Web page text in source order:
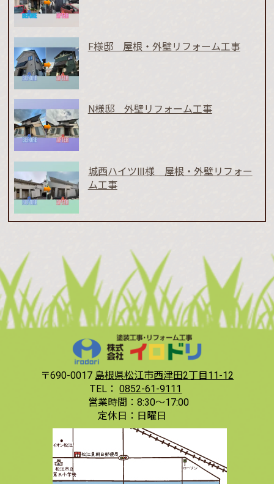
F様邸 屋根・外壁リフォーム工事
N様邸 外壁リフォーム工事
城西ハイツⅢ様 屋根・外壁リフォー
ム工事
〒690-0017 島根県松江市西津田2丁目11-12
TEL： 0852-61-9111
営業時間： 8:30〜17:00
定休日： 日曜日